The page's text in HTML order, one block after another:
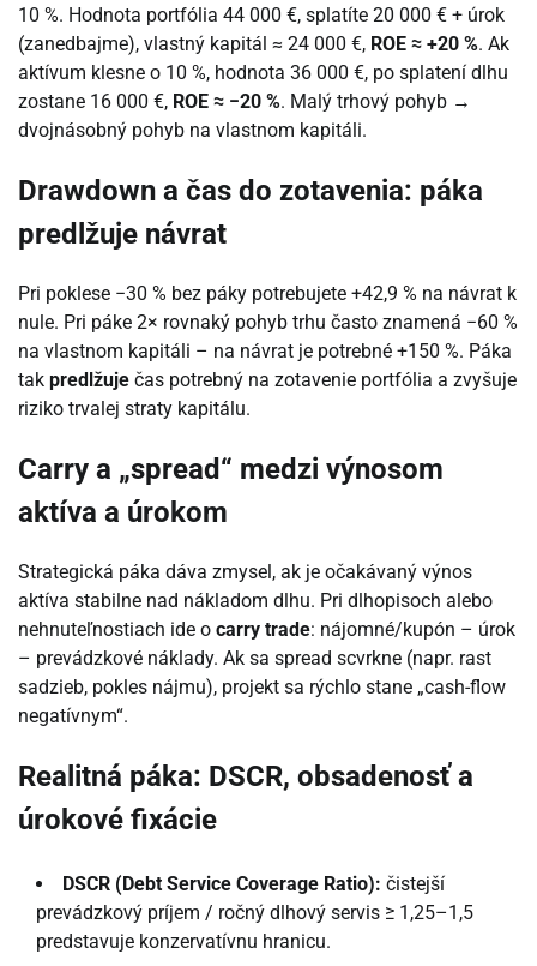
10 %. Hodnota portfólia 44 000 €, splatíte 20 000 € + úrok
(zanedbajme), vlastný kapitál ≈ 24 000 €, ROE ≈ +20 %. Ak
aktívum klesne o 10 %, hodnota 36 000 €, po splatení dlhu
zostane 16 000 €, ROE ≈ −20 %. Malý trhový pohyb →
dvojnásobný pohyb na vlastnom kapitáli.
Drawdown a čas do zotavenia: páka
predlžuje návrat
Pri poklese −30 % bez páky potrebujete +42,9 % na návrat k
nule. Pri páke 2× rovnaký pohyb trhu často znamená −60 %
na vlastnom kapitáli – na návrat je potrebné +150 %. Páka
tak predlžuje čas potrebný na zotavenie portfólia a zvyšuje
riziko trvalej straty kapitálu.
Carry a „spread“ medzi výnosom
aktíva a úrokom
Strategická páka dáva zmysel, ak je očakávaný výnos
aktíva stabilne nad nákladom dlhu. Pri dlhopisoch alebo
nehnuteľnostiach ide o carry trade: nájomné/kupón – úrok
– prevádzkové náklady. Ak sa spread scvrkne (napr. rast
sadzieb, pokles nájmu), projekt sa rýchlo stane „cash-flow
negatívnym“.
Realitná páka: DSCR, obsadenosť a
úrokové fixácie
DSCR (Debt Service Coverage Ratio): čistejší
prevádzkový príjem / ročný dlhový servis ≥ 1,25–1,5
predstavuje konzervatívnu hranicu.